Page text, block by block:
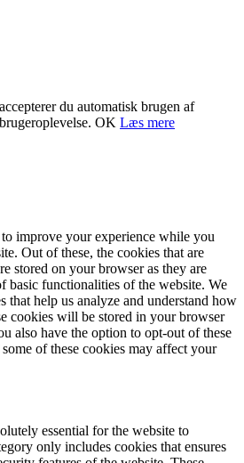
du automatisk brugen af
OK Læs mere
improve your experience while you
Out of these, the cookies that are
stored on your browser as they are
basic functionalities of the website. We
that help us analyze and understand how
cookies will be stored in your browser
also have the option to opt-out of these
of these cookies may affect your
essential for the website to
only includes cookies that ensures